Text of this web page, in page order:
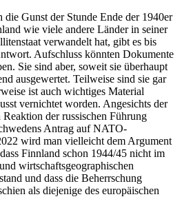
Gunst der Stunde Ende der 1940er
wie viele andere Länder in seiner
verwandelt hat, gibt es bis
Aufschluss könnten Dokumente
Sie sind aber, soweit sie überhaupt
ausgewertet. Teilweise sind sie gar
ist auch wichtiges Material
vernichtet worden. Angesichts der
der russischen Führung
Antrag auf NATO-
wird man vielleicht dem Argument
Finnland schon 1944/45 nicht im
wirtschaftsgeographischen
und dass die Beherrschung
als diejenige des europäischen